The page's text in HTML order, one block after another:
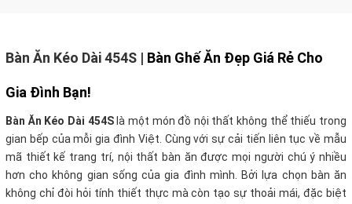
Bàn Ăn Kéo Dài 454S | Bàn Ghế Ăn Đẹp Giá Rẻ Cho
Gia Đình Bạn!
Bàn Ăn Kéo Dài 454Slà một món đồ nội thất không thể thiếu trong
gian bếp của mỗi gia đình Việt. Cùng với sự cải tiến liên tục về mẫu
mã thiết kế trang trí, nội thất bàn ăn được mọi người chú ý nhiều
hơn cho không gian sống của gia đình mình. Bởi lựa chọn bàn ăn
không chỉ đòi hỏi tính thiết thực mà còn tạo sự thoải mái, đặc biệt